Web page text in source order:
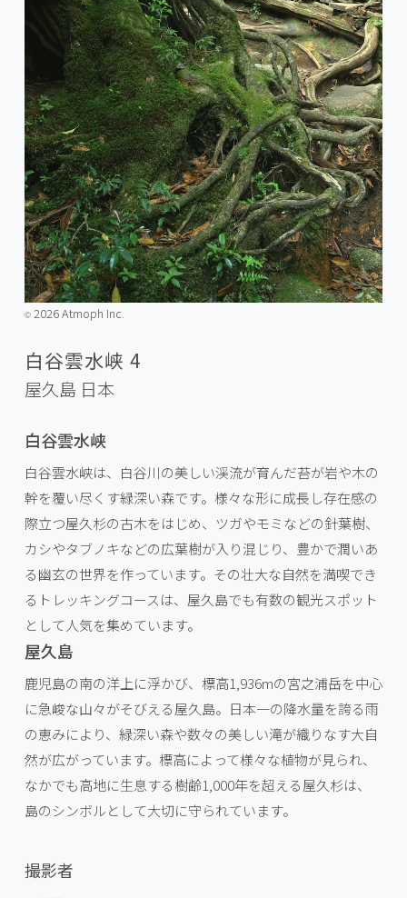
©️2026 Atmoph Inc.
白谷雲水峡 4
屋久島 日本
白谷雲水峡
白谷雲水峡は、白谷川の美しい渓流が育んだ苔が岩や木の
幹を覆い尽くす緑深い森です。様々な形に成長し存在感の
際立つ屋久杉の古木をはじめ、ツガやモミなどの針葉樹、
カシやタブノキなどの広葉樹が入り混じり、豊かで潤いあ
る幽玄の世界を作っています。その壮大な自然を満喫でき
るトレッキングコースは、屋久島でも有数の観光スポット
として人気を集めています。
屋久島
鹿児島の南の洋上に浮かび、標高1,936mの宮之浦岳を中心
に急峻な山々がそびえる屋久島。日本一の降水量を誇る雨
の恵みにより、緑深い森や数々の美しい滝が織りなす大自
然が広がっています。標高によって様々な植物が見られ、
なかでも高地に生息する樹齢1,000年を超える屋久杉は、
島のシンボルとして大切に守られています。
撮影者